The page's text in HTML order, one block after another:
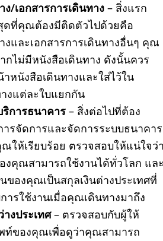
/เอกสารการเดินทาง – สิ่งแรก
ที่คุณต้องมีติดตัวไปด้วยคือ
งและเอกสารการเดินทางอื่นๆ คุณ
กไม่มีหนังสือเดินทาง ดังนั้นควร
าหนังสือเดินทางและใส่ไว้ใน
างแต่ละใบแยกกัน
การธนาคาร – สิ่งต่อไปที่ต้อง
รจัดการและจัดการระบบธนาคาร
ให้เรียบร้อย ตรวจสอบให้แน่ใจว่
งคุณสามารถใช้งานได้ทั่วโลก แล
ของคุณเป็นสกุลเงินต่างประเทศที่
ารใช้งานเมื่อคุณเดินทางมาถึง
งประเทศ– ตรวจสอบกับผู้ให้
ท์ของคุณเพื่อดูว่าคุณสามารถ